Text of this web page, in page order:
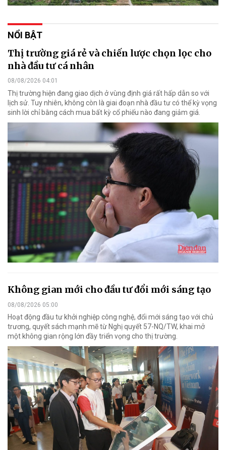
NỔI BẬT
Thị trường giá rẻ và chiến lược chọn lọc cho
nhà đầu tư cá nhân
08/08/2026 04:01
Thị trường hiện đang giao dịch ở vùng định giá rất hấp dẫn so với
lịch sử. Tuy nhiên, không còn là giai đoạn nhà đầu tư có thể kỳ vọng
sinh lời chỉ bằng cách mua bất kỳ cổ phiếu nào đang giảm giá.
Không gian mới cho đầu tư đổi mới sáng tạo
08/08/2026 05:00
Hoạt động đầu tư khởi nghiệp công nghệ, đổi mới sáng tạo với chủ
trương, quyết sách mạnh mẽ từ Nghị quyết 57-NQ/TW, khai mở
một không gian rộng lớn đầy triển vọng cho thị trường.